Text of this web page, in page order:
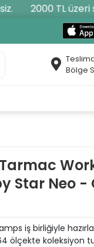
2000 TL üzeri
Bölge
Star Neo -
iş birliğiyle
ölçekte koleksiyon